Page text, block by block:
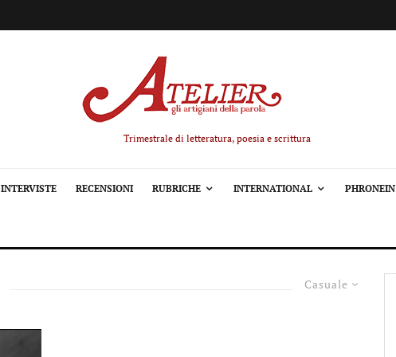
Trimestrale di letteratura, poesia e scrittura
INTERVISTE RECENSIONI RUBRICHE INTERNATIONAL PHRONEIN
Casuale